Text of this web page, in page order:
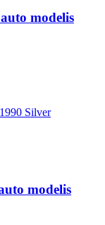
modelis
modelis